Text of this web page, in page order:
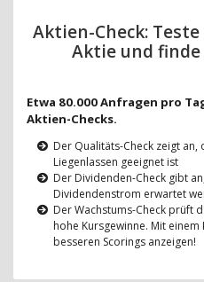
Aktien-Check:
Aktie und
Etwa 80.000 Anfragen pro
Aktien-Checks.
Der Qualitäts-Check zeigt an,
Liegenlassen geeignet ist
Der Dividenden-Check gibt
Dividendenstrom erwartet
Der Wachstums-Check prüft
hohe Kursgewinne. Mit
besseren Scorings anzeigen!